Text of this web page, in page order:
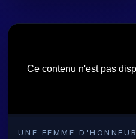
UNE FEMME D'HONNEUR